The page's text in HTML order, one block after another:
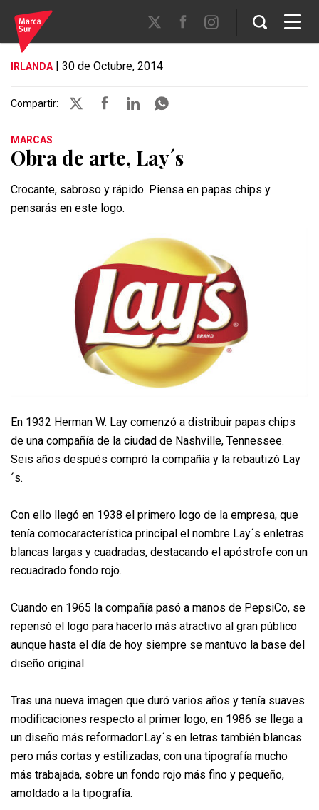
IRLANDA| 30 de Octubre, 2014
Compartir:
MARCAS
Obra de arte, Lay´s
Crocante, sabroso y rápido. Piensa en papas chips y
pensarás en este logo.
En 1932 Herman W. Lay comenzó a distribuir papas chips
de una compañía de la ciudad de Nashville, Tennessee.
Seis años después compró la compañía y la rebautizó Lay
´s.
Con ello llegó en 1938 el primero logo de la empresa, que
tenía comocaracterística principal el nombre Lay´s enletras
blancas largas y cuadradas, destacando el apóstrofe con un
recuadrado fondo rojo.
Cuando en 1965 la compañía pasó a manos de PepsiCo, se
repensó el logo para hacerlo más atractivo al gran público
aunque hasta el día de hoy siempre se mantuvo la base del
diseño original.
Tras una nueva imagen que duró varios años y tenía suaves
modificaciones respecto al primer logo, en 1986 se llega a
un diseño más reformador:Lay´s en letras también blancas
pero más cortas y estilizadas, con una tipografía mucho
más trabajada, sobre un fondo rojo más fino y pequeño,
amoldado a la tipografía.